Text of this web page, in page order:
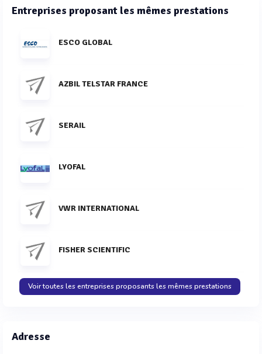
Entreprises proposant les mêmes prestations
ESCO GLOBAL
AZBIL TELSTAR FRANCE
SERAIL
LYOFAL
VWR INTERNATIONAL
FISHER SCIENTIFIC
Voir toutes les entreprises proposants les mêmes prestations
Adresse